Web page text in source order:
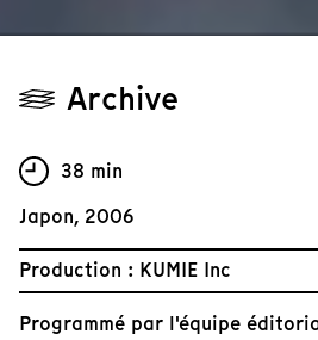
Archive
38 min
Japon, 2006
Production : KUMIE Inc
Programmé par l'équipe